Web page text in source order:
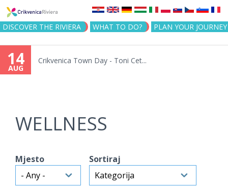
Jump to navigation
DISCOVER THE RIVIERA WHAT TO DO? PLAN YOUR JOURNEY
14
AUG
Crikvenica Town Day - Toni Cet...
WELLNESS
Mjesto Sortiraj